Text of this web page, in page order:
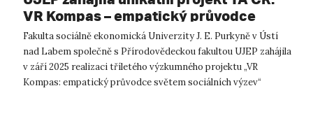
VR Kompas – empatický průvodce
světem sociálních výzev
Fakulta sociálně ekonomická Univerzity J. E. Purkyně v Ústí
nad Labem společně s Přírodovědeckou fakultou UJEP zahájila
v září 2025 realizaci tříletého výzkumného projektu „VR
Kompas: empatický průvodce světem sociálních výzev“